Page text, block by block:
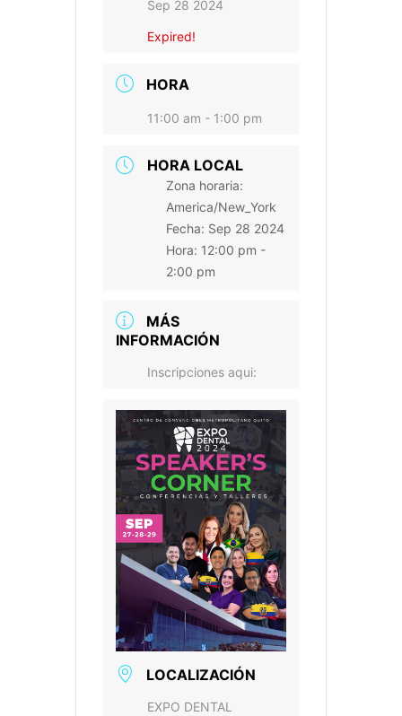
Sep 28 2024
Expired!
HORA
11:00 am - 1:00 pm
HORA LOCAL
Zona horaria:
America/New_York
Fecha: Sep 28 2024
Hora: 12:00 pm -
2:00 pm
MÁS
INFORMACIÓN
Inscripciones aqui:
LOCALIZACIÓN
EXPO DENTAL